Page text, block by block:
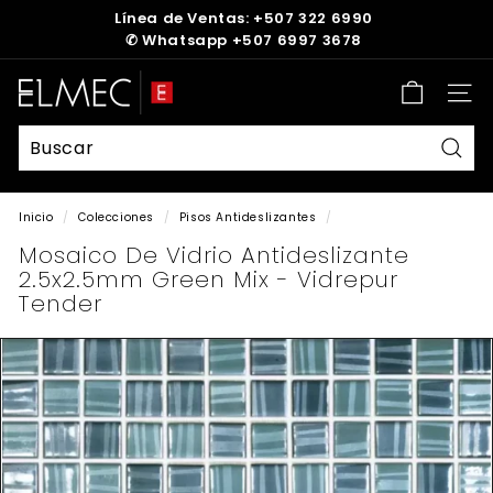
diapositivas
pausa
Línea de Ventas: +507 322 6990
✆ Whatsapp +507 6997 3678
E
L
M
E
C
Inicio / Colecciones / Pisos Antideslizantes /
Mosaico De Vidrio Antideslizante
2.5x2.5mm Green Mix - Vidrepur
Tender